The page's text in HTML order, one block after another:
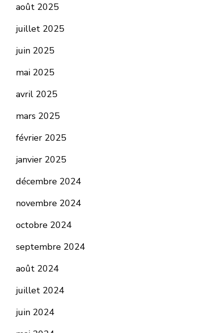
août 2025
juillet 2025
juin 2025
mai 2025
avril 2025
mars 2025
février 2025
janvier 2025
décembre 2024
novembre 2024
octobre 2024
septembre 2024
août 2024
juillet 2024
juin 2024